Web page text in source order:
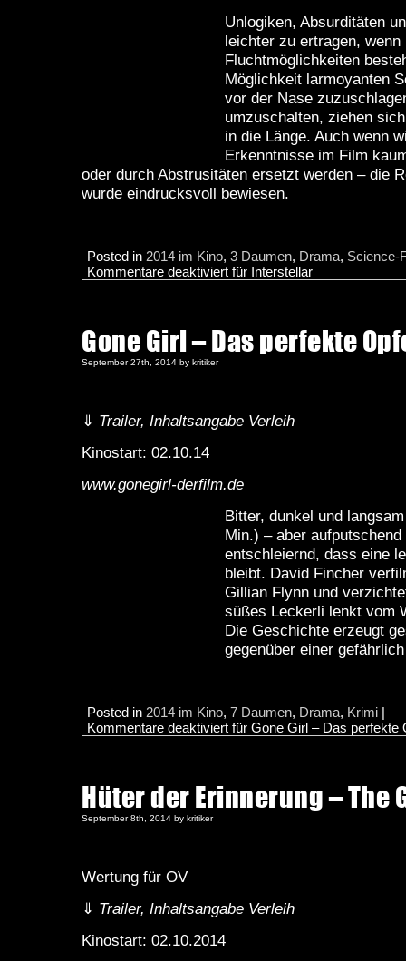
Unlogiken, Absurditäten
leichter zu ertragen, wenn
Fluchtmöglichkeiten
Möglichkeit larmoyanten
vor der Nase
umzuschalten, ziehen
in die Länge. Auch wenn
Erkenntnisse im Film
oder durch Abstrusitäten ersetzt werden – die
wurde eindrucksvoll bewiesen.
Posted in 2014 im Kino, 3 Daumen, Drama, Science-
Kommentare deaktiviert für Interstellar
Gone Girl – Das perfekte
September 27th, 2014 by kritiker
⇓ Trailer, Inhaltsangabe Verleih
Kinostart: 02.10.14
www.gonegirl-derfilm.de
Bitter, dunkel und
Min.) – aber aufputschend
entschleiernd, dass eine
bleibt. David Fincher
Gillian Flynn und
süßes Leckerli lenkt vom
Die Geschichte erzeugt
gegenüber einer
Posted in 2014 im Kino, 7 Daumen, Drama, Krimi |
Kommentare deaktiviert für Gone Girl – Das perfekte
Hüter der Erinnerung – The
September 8th, 2014 by kritiker
Wertung für OV
⇓ Trailer, Inhaltsangabe Verleih
Kinostart: 02.10.2014